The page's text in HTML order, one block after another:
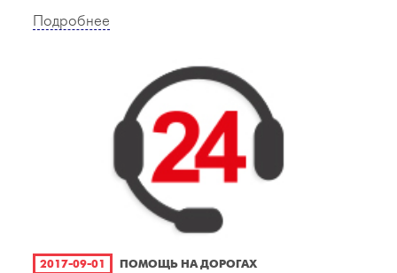
Подробнее
2017-09-01 ПОМОЩЬ НА ДОРОГАХ